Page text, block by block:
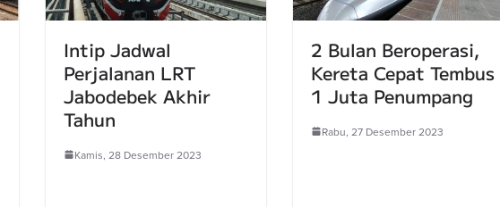
Intip Jadwal
Perjalanan LRT
Jabodebek Akhir
Tahun
Kamis, 28 Desember 2023
2 Bulan Beroperasi,
Kereta Cepat Tembus
1 Juta Penumpang
Rabu, 27 Desember 2023